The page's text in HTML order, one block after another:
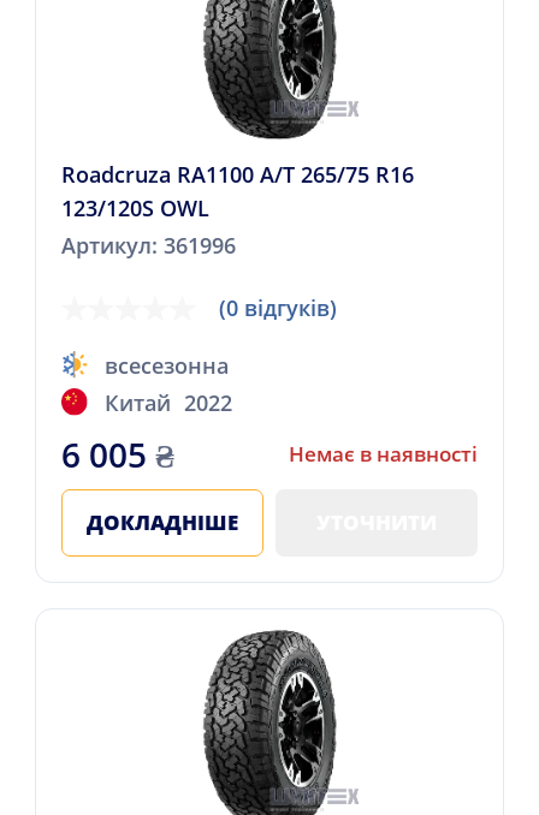
Roadcruza RA1100 A/T 265/75 R16
123/120S OWL
Артикул: 361996
(0 відгуків)
всесезонна
Китай 2022
6 005 ₴ Немає в наявності
ДОКЛАДНІШЕ